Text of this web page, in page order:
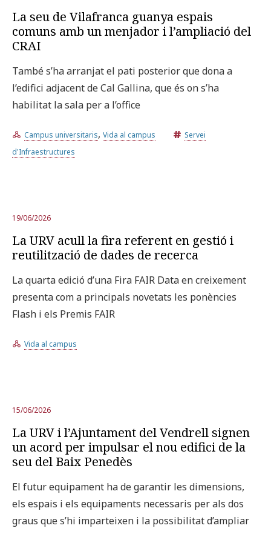
La seu de Vilafranca guanya espais
comuns amb un menjador i l’ampliació del
CRAI
També s’ha arranjat el pati posterior que dona a
l’edifici adjacent de Cal Gallina, que és on s’ha
habilitat la sala per a l’office
Campus universitaris, Vida al campus
Servei
d'Infraestructures
19/06/2026
La URV acull la fira referent en gestió i
reutilització de dades de recerca
La quarta edició d’una Fira FAIR Data en creixement
presenta com a principals novetats les ponències
Flash i els Premis FAIR
Vida al campus
15/06/2026
La URV i l’Ajuntament del Vendrell signen
un acord per impulsar el nou edifici de la
seu del Baix Penedès
El futur equipament ha de garantir les dimensions,
els espais i els equipaments necessaris per als dos
graus que s’hi imparteixen i la possibilitat d’ampliar